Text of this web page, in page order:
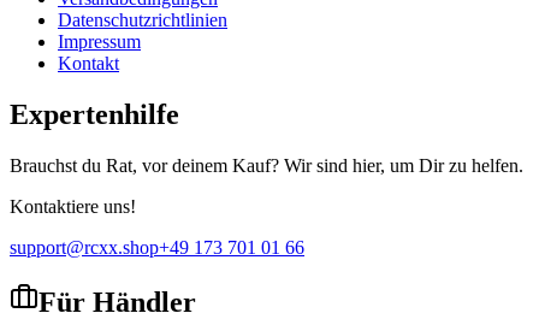
Datenschutzrichtlinien
Impressum
Kontakt
Expertenhilfe
Brauchst du Rat, vor deinem Kauf? Wir sind hier, um Dir zu helfen.
Kontaktiere uns!
support@rcxx.shop+49 173 701 01 66
Für Händler